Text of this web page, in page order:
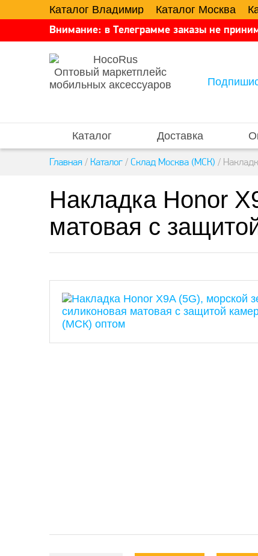
Каталог Владимир Каталог Москва
Внимание: в Телеграмме заказы не
Оптовый маркетплейс
мобильных аксессуаров
Каталог Доставка
Главная / Каталог / Склад Москва (МСК) /
Накладка Honor
матовая с